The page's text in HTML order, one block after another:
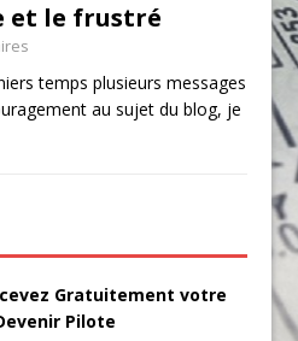
et le frustré
temps plusieurs messages
au sujet du blog, je
Gratuitement votre
Pilote